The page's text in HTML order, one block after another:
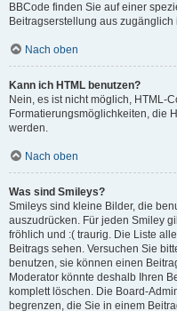
BBCode finden Sie auf einer
Beitragserstellung aus zugänglich
Nach oben
Kann ich HTML benutzen?
Nein, es ist nicht möglich, HTML-
Formatierungsmöglichkeiten, die
werden.
Nach oben
Was sind Smileys?
Smileys sind kleine Bilder, die
auszudrücken. Für jeden Smiley
fröhlich und :( traurig. Die Liste
Beitrags sehen. Versuchen Sie
benutzen, sie können einen
Moderator könnte deshalb Ihren
komplett löschen. Die Board-
begrenzen, die Sie in einem